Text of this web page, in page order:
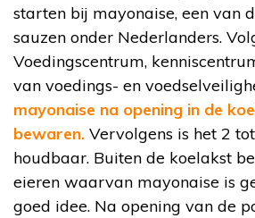
starten bij mayonaise, een van
sauzen onder Nederlanders.
Voedingscentrum,
van voedings- en
mayonaise na opening in de
bewaren. Vervolgens is het 2
houdbaar. Buiten de koelakst
eieren waarvan mayonaise is
goed idee. Na opening van de